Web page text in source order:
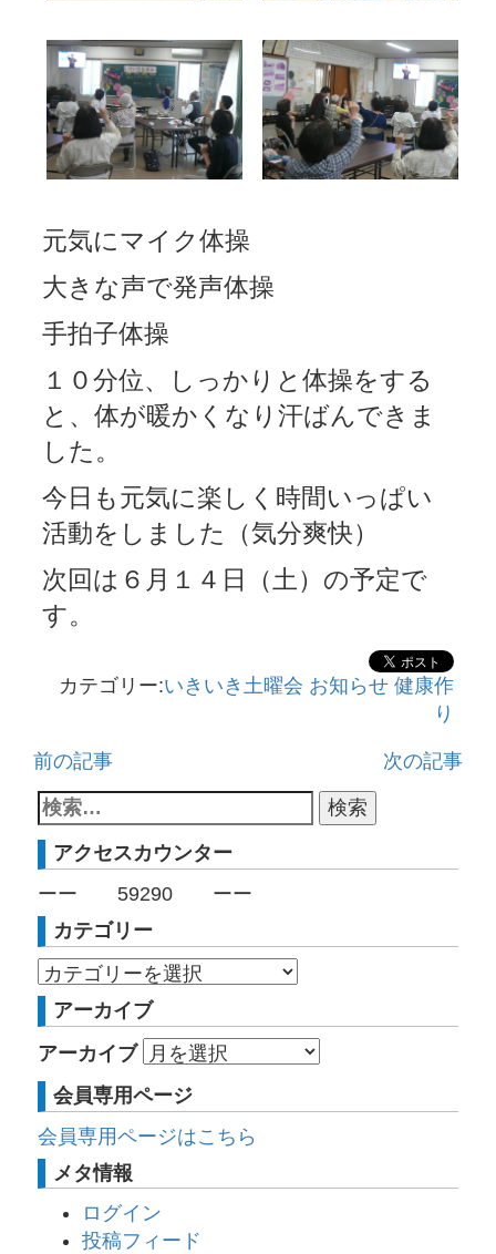
元気にマイク体操
大きな声で発声体操
手拍子体操
１０分位、しっかりと体操をする
と、体が暖かくなり汗ばんできま
した。
今日も元気に楽しく時間いっぱい
活動をしました（気分爽快）
次回は６月１４日（土）の予定で
す。
カテゴリー:いきいき土曜会 お知らせ 健康作
り
前の記事 次の記事
アクセスカウンター
ーー 59290ーー
カテゴリー
アーカイブ
アーカイブ
会員専用ページ
会員専用ページはこちら
メタ情報
ログイン
投稿フィード